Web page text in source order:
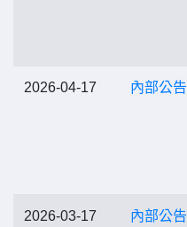
2026-04-17 內部公告
2026-03-17 內部公告